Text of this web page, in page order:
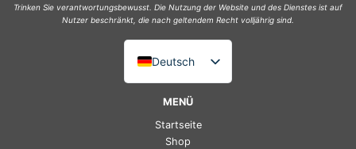
Trinken Sie verantwortungsbewusst. Die Nutzung der Website und des Dienstes ist auf
Nutzer beschränkt, die nach geltendem Recht volljährig sind.
Deutsch
Italiano
Français
MENÜ
Startseite
Shop